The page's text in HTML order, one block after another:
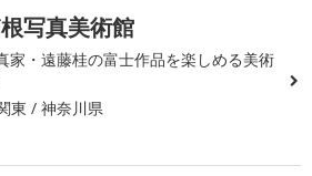
写真美術館
家・遠藤桂の富士作品を楽しめる美術
東 / 神奈川県